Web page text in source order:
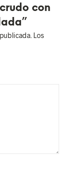
con
Los